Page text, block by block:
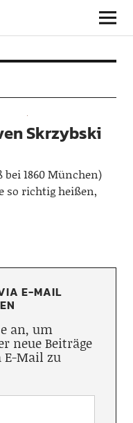
Skrzybski
bei 1860 München)
so richtig heißen,
E-MAIL
an, um
neue Beiträge
E-Mail zu